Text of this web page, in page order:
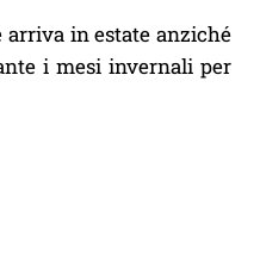
arriva in estate anziché
i mesi invernali per